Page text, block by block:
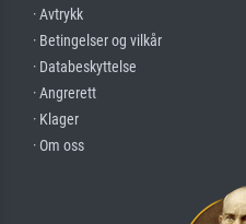
· Avtrykk
· Betingelser og vilkår
· Databeskyttelse
· Angrerett
· Klager
· Om oss